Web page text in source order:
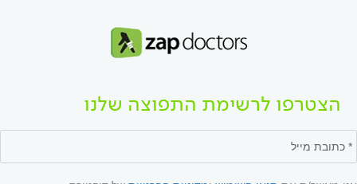
הצטרפו לרשימת התפוצה שלנו